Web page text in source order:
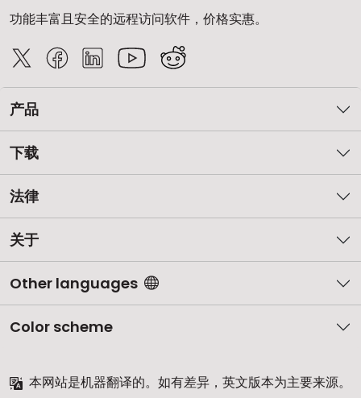
功能丰富且安全的远程访问软件，价格实惠。
产品
下载
法律
关于
Other languages
Color scheme
本网站是机器翻译的。如有差异，英文版本为主要来源。